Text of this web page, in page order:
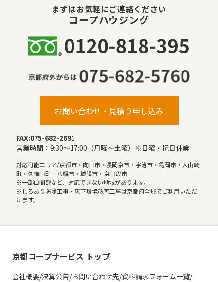
まずはお気軽にご連絡ください
コープハウジング
お問い合わせ・見積り申し込み
FAX:075-682-2691
営業時間：9:30〜17:00（月曜〜土曜）※日曜・祝日休業
対応可能エリア/京都市・向日市・長岡京市・宇治市・亀岡市・大山崎
町・久御山町・八幡市・城陽市・京田辺市
※一部山間部など、対応できない地域があります。
※しろあり防除工事・床下環境改善工事は京都府全域でご利用いただ
けます。
京都コープサービス トップ
会社概要/決算公告/お問い合わせ先/資料請求フォーム一覧/